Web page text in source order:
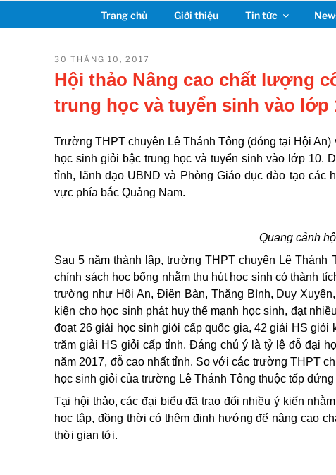
đến
Trang chủ Giới thiệu Tin tức
ĐĂNG
TRONG
30 THÁNG 10, 2017
Hội thảo Nâng cao chất lượng
trung học và tuyển sinh vào lớp
Trường THPT chuyên Lê Thánh Tông (đóng tại Hội
học sinh giỏi bậc trung học và tuyển sinh vào lớp 10.
tỉnh, lãnh đạo UBND và Phòng Giáo dục đào tạo các
vực phía bắc Quảng Nam.
Quang cảnh
Sau 5 năm thành lập, trường THPT chuyên Lê
chính sách học bổng nhằm thu hút học sinh có thành
trường như Hội An, Điện Bàn, Thăng Bình, Duy
kiện cho học sinh phát huy thế mạnh học sinh, đạt
đoạt 26 giải học sinh giỏi cấp quốc gia, 42 giải HS
trăm giải HS giỏi cấp tỉnh. Đáng chú ý là tỷ lệ đỗ đại
năm 2017, đỗ cao nhất tỉnh. So với các trường THPT
học sinh giỏi của trường Lê Thánh Tông thuộc tốp đứng
Tại hội thảo, các đại biểu đã trao đổi nhiều ý kiến
học tập, đồng thời có thêm định hướng để nâng cao
thời gian tới.